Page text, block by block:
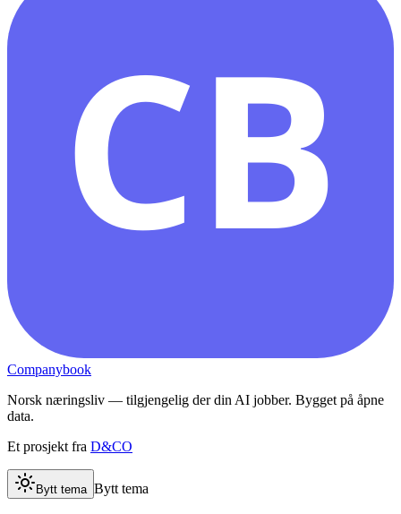
CB
Companybook
Norsk næringsliv — tilgjengelig der din AI jobber. Bygget på åpne
data.
Et prosjekt fra D&CO
Bytt tema Bytt tema